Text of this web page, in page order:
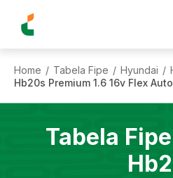
Home / Tabela Fipe / Hyundai /
Hb20s Premium 1.6 16v Flex
Tabela Fipe